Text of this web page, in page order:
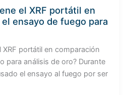
el XRF portátil en
ensayo de fuego para
XRF portátil en comparación
para análisis de oro? Durante
el ensayo al fuego por ser